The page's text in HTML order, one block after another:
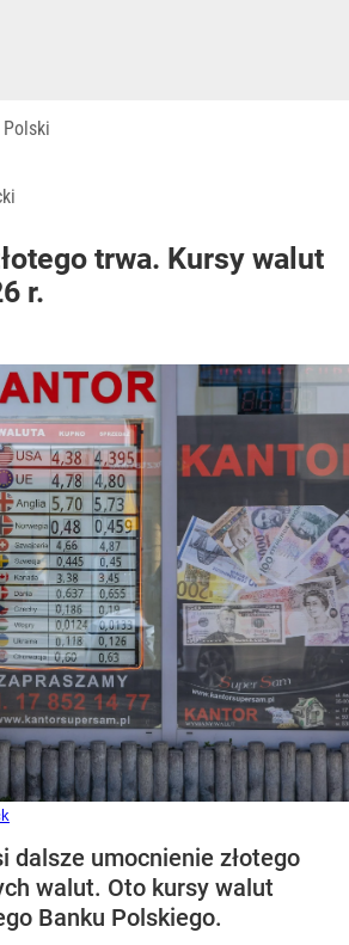
trwa. Kursy walut
r.
dalsze umocnienie złotego
walut. Oto kursy walut
Banku Polskiego.